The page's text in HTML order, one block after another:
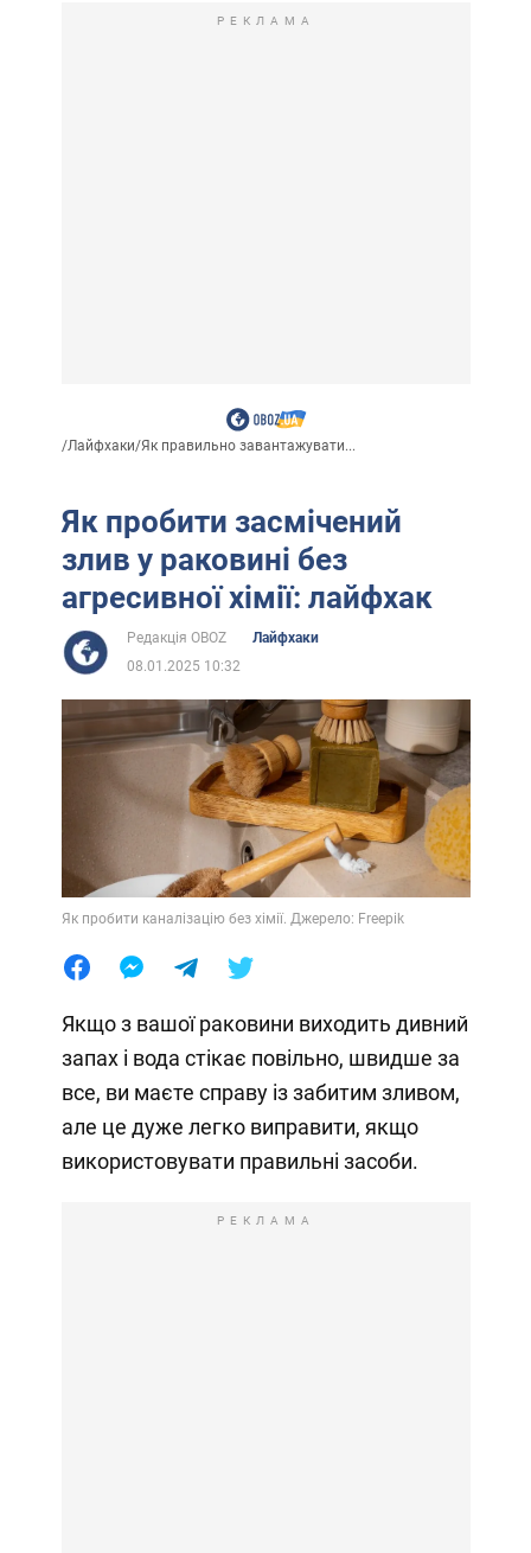
РЕКЛАМА
/Лайфхаки/Як правильно завантажувати...
Як пробити засмічений
злив у раковині без
агресивної хімії: лайфхак
Редакція OBOZ
Лайфхаки
08.01.2025 10:32
Як пробити каналізацію без хімії. Джерело: Freepik
Якщо з вашої раковини виходить дивний
запах і вода стікає повільно, швидше за
все, ви маєте справу із забитим зливом,
але це дуже легко виправити, якщо
використовувати правильні засоби.
РЕКЛАМА